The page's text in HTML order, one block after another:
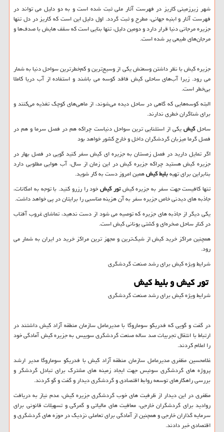
شهر زیرزمینی کاریز در فهرست آثار ملی ثبت شده است و به دو دلیل می تواند در
فهرست آثار و ابنیه جهانی، مطرح و ثبت گردد. اول دلیل این است که کاریز در دل تنها
جزیره مرجانی دنیا قرار دارد و دومین دلیل، تنها بنایی است که سقف هایش با صدف‌ها و
مرجان‌های طبیعی پر شده است.
جزیره کیش با نظر داشتن وسعتش یکی از وسیع‌ترین و کم‌خطرترین سواحل دنیا به شمار
می رود. زیرا آب‌های ساحلی کیش فاقد کوسه می باشند و استفاده از آب دریا کاملا
بی‌خطر است.
البته کوسه‌هایی که گاهی در ساحل دیده می‌شوند، از ماهی‌های کوچک تغذیه می‌کنند و
برای شناگران خطری ندارند.
ساحلکیشیکی از استثنایی ترین سواحل دنیاست چراکه هم در فصل سرما و هم در
فصل گرما میزبان گردشگران داخل و خارج کشور خواهد بود
اگر تمایل دارید در فصل زمستان به جزیره ای کیش سفر کنید گویی در فصل بهار در
جزیره کیش هستید چراکه جزیره کیش در این زمان از سال، آب هوایی مطلوبی دارد
بنابراین برای تهیهبلیط کیشهمین امروز دست به کار شوید.
تنها کافیست جهت سفر به جزیره کیشتور کیشخود را رزرو کنید. با توجه به امکانات،
جاذبه های دیدنی خاص جزیره سفر به آن هزینه مناسبی را برایتان در پی خواهد داشت.
یکی دیگر از جاذبه های جزیره که توصیه می شود از دست ندهید، تماشای غروب آفتاب
در کنار ساحل صخره‌ای و کشتی یونانی کیش است.
همچنین مراکز خرید کیش از شیک‌ترین و مجهز ترین مراکز خرید در ایران به شمار می
رود.
شرایط ویژه كيش برای رشد صنعت گردشگری
تور کیش و بلیط کیش
شرایط ویژه كيش برای رشد صنعت گردشگری
در گفت و گویی که فدریکو سوماروگا با مدیرعامل سازمان منطقه آزاد کیش داشتند در
ارتباط با انتقال تجربیات صد ساله صنعت گردشگری سوییس به جزیره کیش آمادگی خود
را اعلام کردند.
غلامحسین مظفری مدیرعامل سازمان منطقه آزاد کیش با فدریکو سوماروگا مدیر ارشد
پروژه‌ های گردشگری سوئیس جهت ایجاد زمینه های مشترک برای تبادل گردشگر و
بررسی راهکارهای توسعه روابط اقتصادی و گردشگری دیدار و گفت و گو کردند.
مظفری در این دیدار از ظرفیت های خوب گردشگری جزیره کیش، عدم نیاز به دریافت
روادید برای گردشگران خارجی، معافیت های مالیاتی و گمرکی و تسهیلات قانونی برای
سرمایه گذاران خارجی و همچنین از آمادگی برای تعاملی نزدیک در حوزه های گردشگری و
اقتصادی خبر دادند.